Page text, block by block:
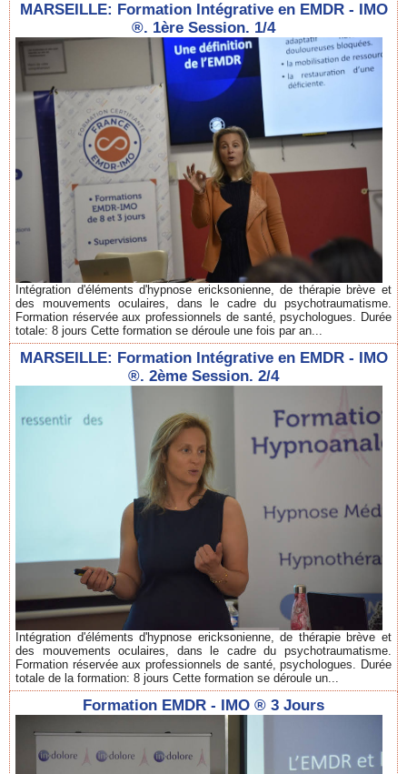
MARSEILLE: Formation Intégrative en EMDR - IMO
®. 1ère Session. 1/4
Intégration d'éléments d'hypnose ericksonienne, de thérapie brève et
des mouvements oculaires, dans le cadre du psychotraumatisme.
Formation réservée aux professionnels de santé, psychologues. Durée
totale: 8 jours Cette formation se déroule une fois par an...
MARSEILLE: Formation Intégrative en EMDR - IMO
®. 2ème Session. 2/4
Intégration d'éléments d'hypnose ericksonienne, de thérapie brève et
des mouvements oculaires, dans le cadre du psychotraumatisme.
Formation réservée aux professionnels de santé, psychologues. Durée
totale de la formation: 8 jours Cette formation se déroule un...
Formation EMDR - IMO ® 3 Jours